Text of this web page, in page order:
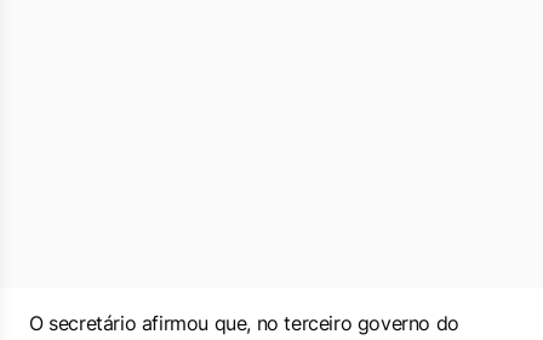
O secretário afirmou que, no terceiro governo do